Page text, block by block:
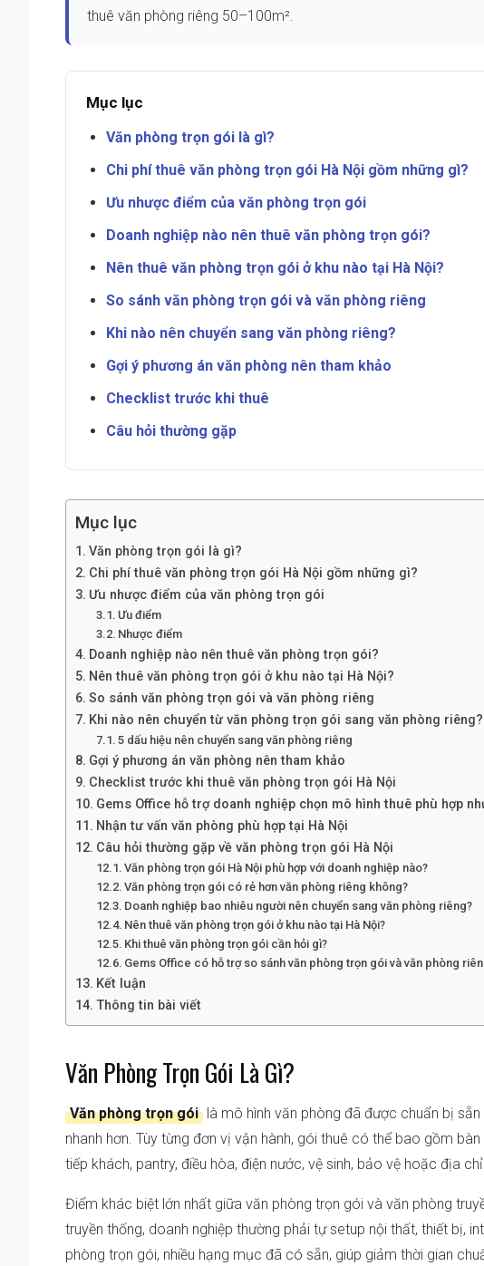
thuê văn phòng riêng 50–100m².
Mục lục
Văn phòng trọn gói là gì?
Chi phí thuê văn phòng trọn gói Hà Nội gồm những gì?
Ưu nhược điểm của văn phòng trọn gói
Doanh nghiệp nào nên thuê văn phòng trọn gói?
Nên thuê văn phòng trọn gói ở khu nào tại Hà Nội?
So sánh văn phòng trọn gói và văn phòng riêng
Khi nào nên chuyển sang văn phòng riêng?
Gợi ý phương án văn phòng nên tham khảo
Checklist trước khi thuê
Câu hỏi thường gặp
Mục lục
Văn phòng trọn gói là gì?
Chi phí thuê văn phòng trọn gói Hà Nội gồm những gì?
Ưu nhược điểm của văn phòng trọn gói
Ưu điểm
Nhược điểm
Doanh nghiệp nào nên thuê văn phòng trọn gói?
Nên thuê văn phòng trọn gói ở khu nào tại Hà Nội?
So sánh văn phòng trọn gói và văn phòng riêng
Khi nào nên chuyển từ văn phòng trọn gói sang văn phòng riêng?
5 dấu hiệu nên chuyển sang văn phòng riêng
Gợi ý phương án văn phòng nên tham khảo
Checklist trước khi thuê văn phòng trọn gói Hà Nội
Gems Office hỗ trợ doanh nghiệp chọn mô hình thuê phù hợp
Nhận tư vấn văn phòng phù hợp tại Hà Nội
Câu hỏi thường gặp về văn phòng trọn gói Hà Nội
Văn phòng trọn gói Hà Nội phù hợp với doanh nghiệp nào?
Văn phòng trọn gói có rẻ hơn văn phòng riêng không?
Doanh nghiệp bao nhiêu người nên chuyển sang văn phòng riêng?
Nên thuê văn phòng trọn gói ở khu nào tại Hà Nội?
Khi thuê văn phòng trọn gói cần hỏi gì?
Gems Office có hỗ trợ so sánh văn phòng trọn gói và văn phòng
Kết luận
Thông tin bài viết
Văn Phòng Trọn Gói Là Gì?
Văn phòng trọn gói là mô hình văn phòng đã được chuẩn bị
nhanh hơn. Tùy từng đơn vị vận hành, gói thuê có thể bao gồm
tiếp khách, pantry, điều hòa, điện nước, vệ sinh, bảo vệ hoặc địa
Điểm khác biệt lớn nhất giữa văn phòng trọn gói và văn phòng
truyền thống, doanh nghiệp thường phải tự setup nội thất, thiết bị,
phòng trọn gói, nhiều hạng mục đã có sẵn, giúp giảm thời gian